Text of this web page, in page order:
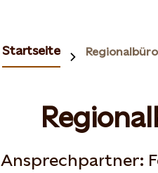
Startseite
Ansprechpartner: